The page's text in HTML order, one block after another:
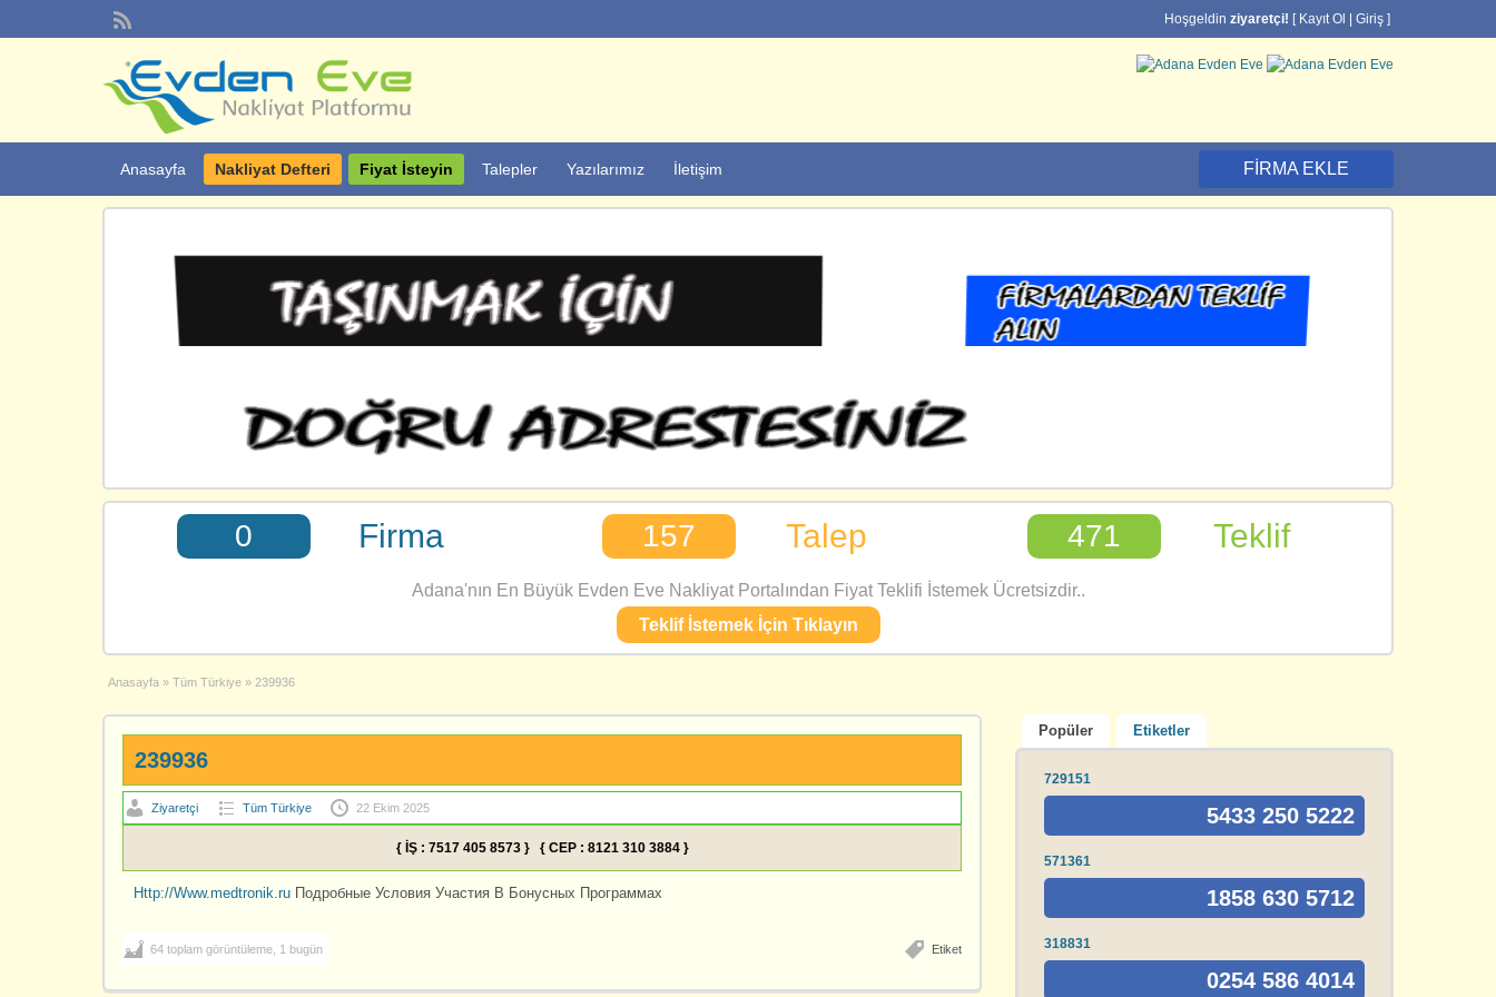
Hoşgeldin ziyaretçi! [ Kayıt Ol Giriş ]
Anasayfa Nakliyat Defteri Fiyat İsteyin Talepler Yazılarımız İletişim FIRMA EKLE
0 Firma 157 Talep 471 Teklif
Adana'nın En Büyük Evden Eve Nakliyat Portalından Fiyat Teklifi İstemek Ücretsizdir..
Teklif İstemek İçin Tıklayın
Anasayfa » Tüm Türkiye » 239936
239936
Ziyaretçi Tüm Türkiye 22 Ekim 2025
{ İŞ : 7517 405 8573 } { CEP : 8121 310 3884 }
Http://Www.medtronik.ru Подробные Условия Участия В Бонусных Программах
Etiket
64 toplam görüntüleme, 1 bugün
Popüler Etiketler
729151
5433 250 5222
571361
1858 630 5712
318831
0254 586 4014